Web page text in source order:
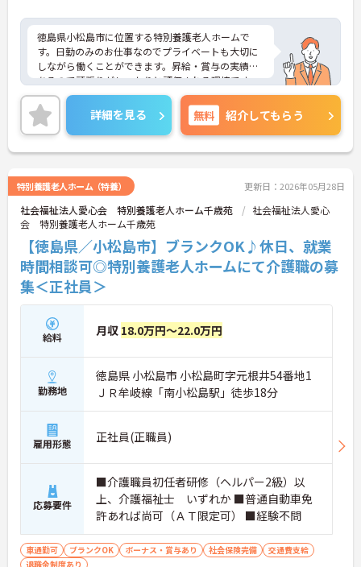
徳島県小松島市に位置する特別養護老人ホームで
す。日勤のみのお仕事なのでプライベートも大切に
しながら働くことができます。昇給・賞与の実績も
あるので頑張りがしっかりと評価される環境です。
ご興味をお持ちの方はお気軽にお問い合わせくださ
い。
詳細を見る 無料 紹介してもらう
特別養護老人ホーム（特養） 更新日：2026年05月28日
社会福祉法人愛心会 特別養護老人ホーム千歳苑
社会福祉法人愛心
会 特別養護老人ホーム千歳苑
【徳島県／小松島市】ブランクOK♪休日、就業
時間相談可◎特別養護老人ホームにて介護職の募
集＜正社員＞
給料 月収 18.0万円～22.0万円
勤務地
徳島県 小松島市 小松島町字元根井54番地1
ＪＲ牟岐線「南小松島駅」徒歩18分
雇用形態 正社員(正職員)
応募要件
■介護職員初任者研修（ヘルパー2級）以
上、介護福祉士 いずれか ■普通自動車免
許あれば尚可（ＡＴ限定可） ■経験不問
車通勤可 ブランクOK ボーナス・賞与あり 社会保険完備
交通費支給
退職金制度あり